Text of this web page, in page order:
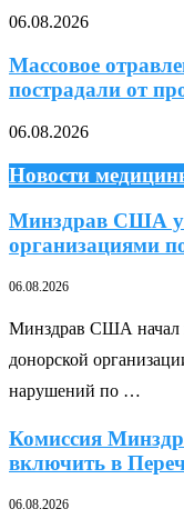
06.08.2026
Массовое
пострадали от
06.08.2026
Новости
Минздрав США
организациями
06.08.2026
Минздрав США начал
донорской
нарушений по …
Комиссия
включить в
06.08.2026